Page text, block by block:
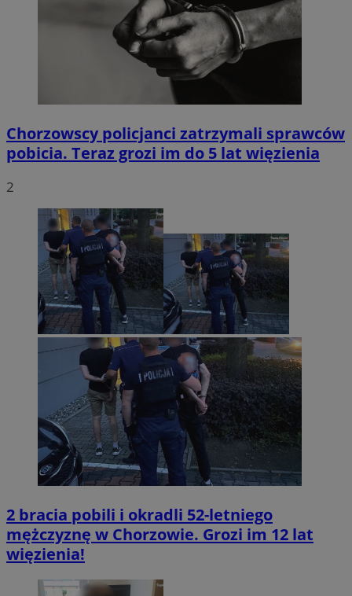
Chorzowscy policjanci zatrzymali sprawców
pobicia. Teraz grozi im do 5 lat więzienia
2
2 bracia pobili i okradli 52-letniego
mężczyznę w Chorzowie. Grozi im 12 lat
więzienia!